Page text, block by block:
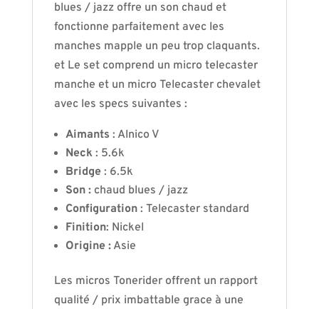
blues / jazz offre un son chaud et
fonctionne parfaitement avec les
manches mapple un peu trop claquants.
et Le set comprend un micro telecaster
manche et un micro Telecaster chevalet
avec les specs suivantes :
Aimants : Alnico V
Neck: 5.6k
Bridge: 6.5k
Son : chaud blues / jazz
Configuration: Telecaster standard
Finition: Nickel
Origine :Asie
Les micros Tonerider offrent un rapport
qualité / prix imbattable grace à une